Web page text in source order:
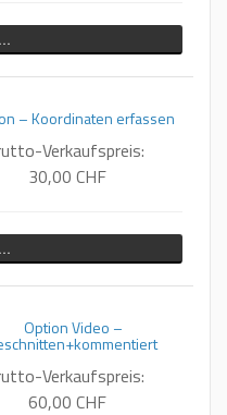
– Koordinaten erfassen
Verkaufspreis:
30,00 CHF
Option Video –
Verkaufspreis:
60,00 CHF